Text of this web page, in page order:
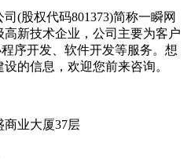
股权代码801373)简称一瞬网
新技术企业，公司主要为客户
序开发、软件开发等服务。想
的信息，欢迎您前来咨询。
业大厦37层